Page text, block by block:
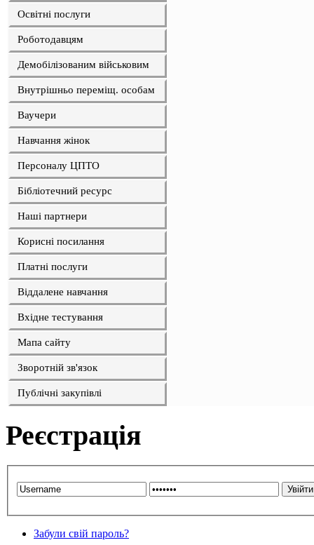
Освітні послуги
Роботодавцям
Демобілізованим військовим
Внутрішньо переміщ. особам
Ваучери
Навчання жінок
Персоналу ЦПТО
Бібліотечний ресурс
Наші партнери
Корисні посилання
Платні послуги
Віддалене навчання
Вхідне тестування
Мапа сайту
Зворотній зв'язок
Публічні закупівлі
Реєстрація
Забули свій пароль?